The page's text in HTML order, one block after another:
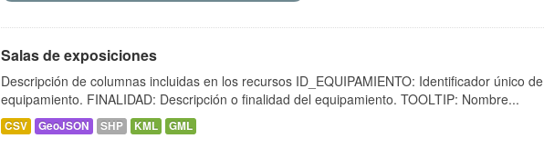
Salas de exposiciones
Descripción de columnas incluidas en los recursos ID_EQUIPAMIENTO: Identificador único de
equipamiento. FINALIDAD: Descripción o finalidad del equipamiento. TOOLTIP: Nombre...
CSV GeoJSON SHP KML GML